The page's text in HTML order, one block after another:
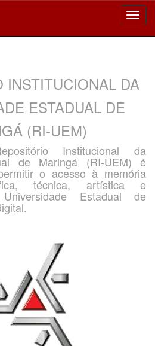
INSTITUCIONAL DA
ESTADUAL DE
(RI-UEM)
Institucional da
de Maringá (RI-UEM) é
o acesso à memória
técnica, artística e
Estadual de